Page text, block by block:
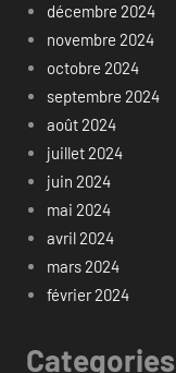
décembre 2024
novembre 2024
octobre 2024
septembre 2024
août 2024
juillet 2024
juin 2024
mai 2024
avril 2024
mars 2024
février 2024
Categories